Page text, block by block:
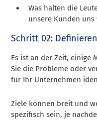
Was halten die
unsere Kunden
Schritt 02:
Es ist an der Zeit, einige
Sie die Probleme oder
für Ihr Unternehmen
Ziele können breit und
spezifisch sein, je